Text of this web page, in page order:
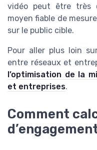
vidéo peut être très
moyen fiable de
sur le public cible.
Pour aller plus loin
entre réseaux et
l’optimisation de la
et entreprises.
Comment